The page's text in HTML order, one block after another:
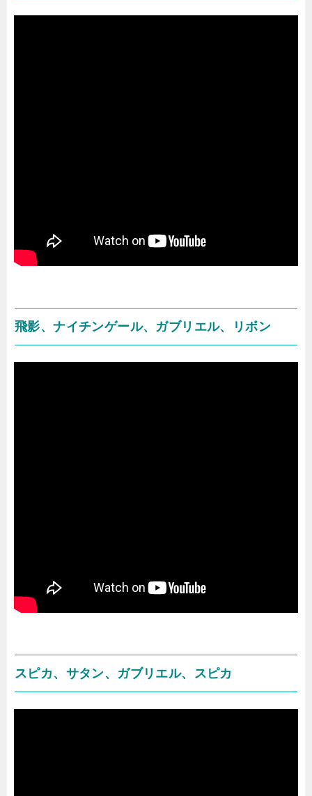
飛影、ナイチンゲール、ガブリエル、リボン
スピカ、サタン、ガブリエル、スピカ